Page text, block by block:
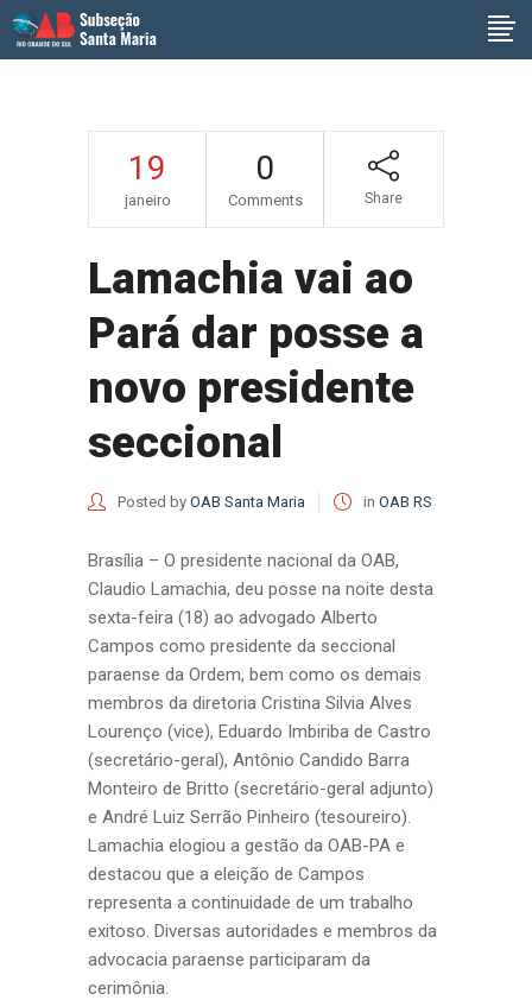
19
janeiro
0
Comments Share
Lamachia vai ao
Pará dar posse a
novo presidente
seccional
Posted by OAB Santa Maria in OAB RS
Brasília – O presidente nacional da OAB,
Claudio Lamachia, deu posse na noite desta
sexta-feira (18) ao advogado Alberto
Campos como presidente da seccional
paraense da Ordem, bem como os demais
membros da diretoria Cristina Silvia Alves
Lourenço (vice), Eduardo Imbiriba de Castro
(secretário-geral), Antônio Candido Barra
Monteiro de Britto (secretário-geral adjunto)
e André Luiz Serrão Pinheiro (tesoureiro).
Lamachia elogiou a gestão da OAB-PA e
destacou que a eleição de Campos
representa a continuidade de um trabalho
exitoso. Diversas autoridades e membros da
advocacia paraense participaram da
cerimônia.